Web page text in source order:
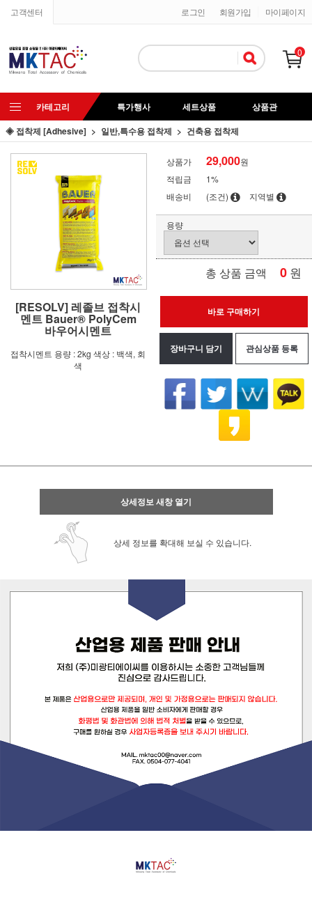
고객센터 마이페이지
회원가입
로그인
0
카테고리 특가행사 세트상품
상품관
◈ 접착제 [Adhesive]
일반,특수용 접착제 건축용 접착제
[RESOLV] 레졸브 접착시
멘트 Bauer® PolyCem
바우어시멘트
접착시멘트 용량 : 2kg 색상 : 백색, 회
색
상품가 29,000원
적립금
1%
배송비
(조건) 지역별
용량
총 상품 금액 0 원
바로 구매하기
장바구니 담기 관심상품 등록
상세정보 새창 열기
상세 정보를 확대해 보실 수 있습니다.